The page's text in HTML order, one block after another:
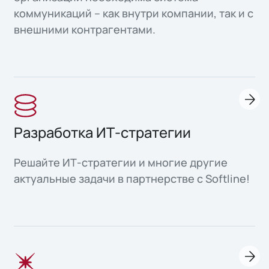
коммуникаций – как внутри компании, так и с
внешними контрагентами.
Разработка ИТ-стратегии
Решайте ИТ-стратегии и многие другие
актуальные задачи в партнерстве с Softline!